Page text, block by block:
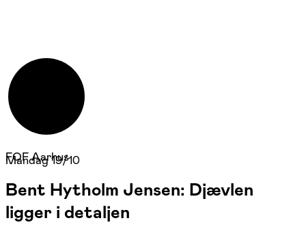
Mandag 19/10
FOF Aarhus
Bent Hytholm Jensen: Djævlen
ligger i detaljen